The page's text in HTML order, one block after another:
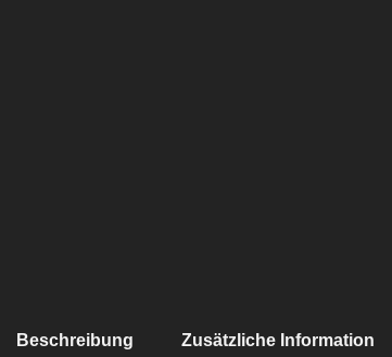
Beschreibung Zusätzliche Information